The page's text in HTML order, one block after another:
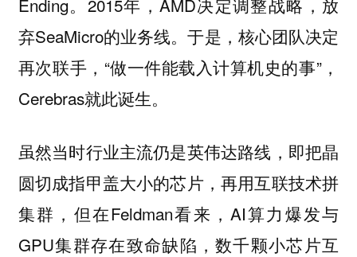
弃SeaMicro的业务线。于是，核心团队决定
再次联手，“做一件能载入计算机史的事”，
Cerebras就此诞生。
虽然当时行业主流仍是英伟达路线，即把晶
圆切成指甲盖大小的芯片，再用互联技术拼
集群，但在Feldman看来，AI算力爆发与
GPU集群存在致命缺陷，数千颗小芯片互